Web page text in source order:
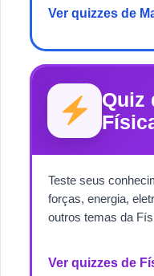
Ver quizzes de
Quiz
Teste seus
forças, energia,
outros temas da
Ver quizzes de